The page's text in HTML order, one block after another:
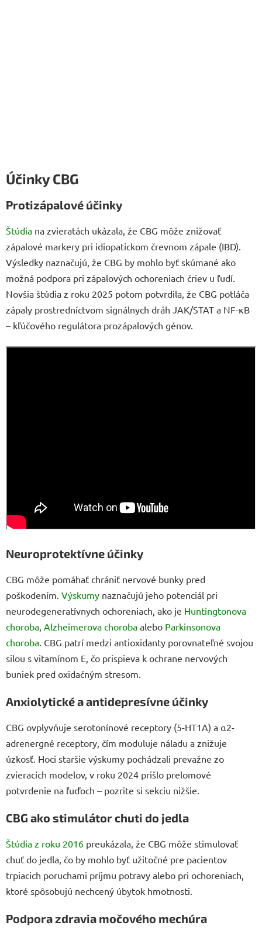
Účinky CBG
Protizápalové účinky
Štúdia na zvieratách ukázala, že CBG môže znižovať
zápalové markery pri idiopatickom črevnom zápale (IBD).
Výsledky naznačujú, že CBG by mohlo byť skúmané ako
možná podpora pri zápalových ochoreniach čriev u ľudí.
Novšia štúdia z roku 2025 potom potvrdila, že CBG potláča
zápaly prostredníctvom signálnych dráh JAK/STAT a NF-κB
– kľúčového regulátora prozápalových génov.
Neuroprotektívne účinky
CBG môže pomáhať chrániť nervové bunky pred
poškodením. Výskumy naznačujú jeho potenciál pri
neurodegeneratívnych ochoreniach, ako je Huntingtonova
choroba Alzheimerova choroba alebo Parkinsonova
choroba . CBG patrí medzi antioxidanty porovnateľné svojou
silou s vitamínom E, čo prispieva k ochrane nervových
buniek pred oxidačným stresom.
Anxiolytické a antidepresívne účinky
CBG ovplyvňuje serotonínové receptory (5-HT1A) a α2-
adrenergné receptory, čím moduluje náladu a znižuje
úzkosť. Hoci staršie výskumy pochádzali prevažne zo
zvieracích modelov, v roku 2024 prišlo prelomové
potvrdenie na ľuďoch – pozrite si sekciu nižšie.
CBG ako stimulátor chuti do jedla
Štúdia z roku 2016 preukázala, že CBG môže stimulovať
chuť do jedla, čo by mohlo byť užitočné pre pacientov
trpiacich poruchami príjmu potravy alebo pri ochoreniach,
ktoré spôsobujú nechcený úbytok hmotnosti.
Podpora zdravia močového mechúra